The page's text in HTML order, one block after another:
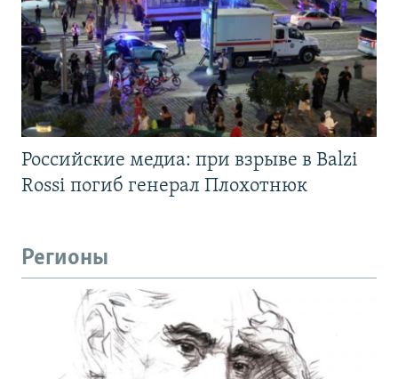
Российские медиа: при взрыве в Balzi
Rossi погиб генерал Плохотнюк
Регионы